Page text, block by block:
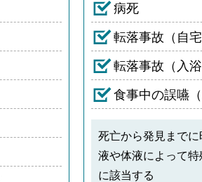
病死
転落事故（自
転落事故（入浴
食事中の誤嚥（
死亡から発見まで
液や体液によって
に該当する